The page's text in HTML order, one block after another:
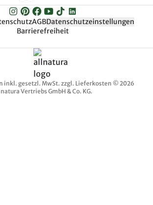
AGBDatenschutzeinstellungen
Barrierefreiheit
inkl. gesetzl. MwSt. zzgl. Lieferkosten © 2026
Vertriebs GmbH & Co. KG.